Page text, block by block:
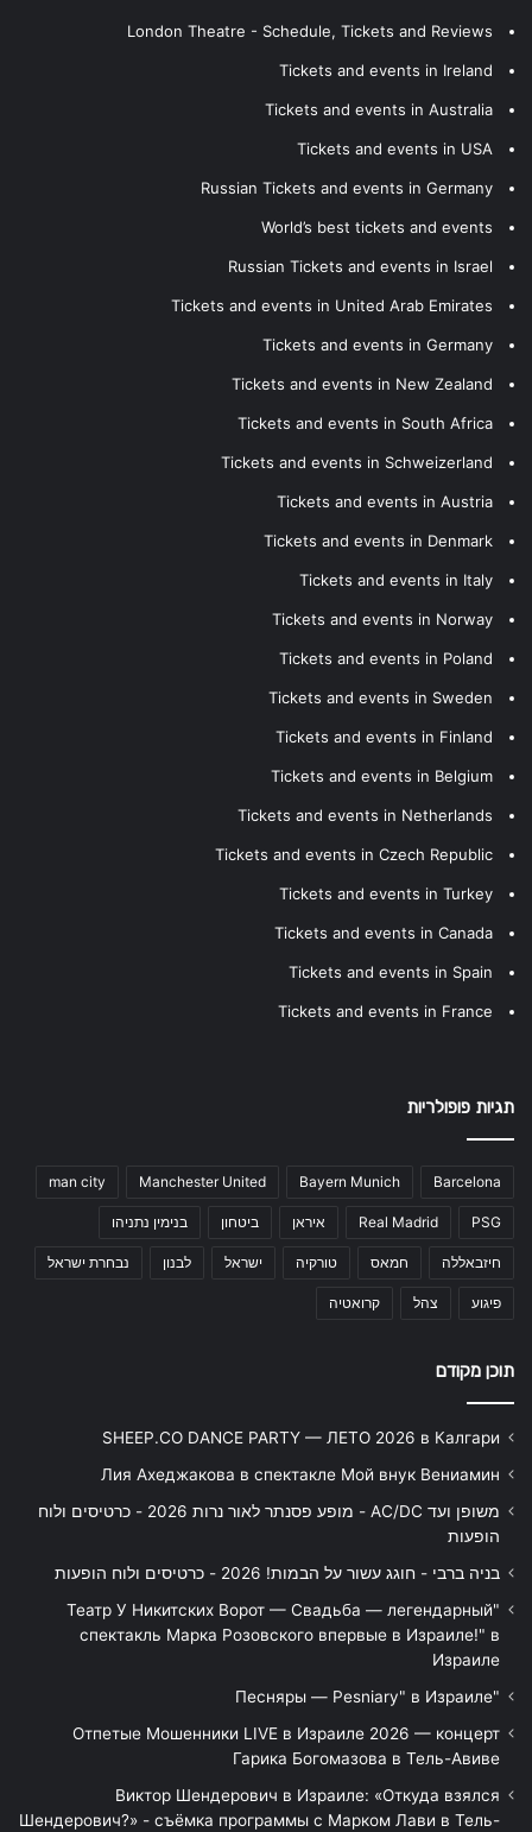
London Theatre - Schedule, Tickets and Reviews
Tickets and events in Ireland
Tickets and events in Australia
Tickets and events in USA
Russian Tickets and events in Germany
World’s best tickets and events
Russian Tickets and events in Israel
Tickets and events in United Arab Emirates
Tickets and events in Germany
Tickets and events in New Zealand
Tickets and events in South Africa
Tickets and events in Schweizerland
Tickets and events in Austria
Tickets and events in Denmark
Tickets and events in Italy
Tickets and events in Norway
Tickets and events in Poland
Tickets and events in Sweden
Tickets and events in Finland
Tickets and events in Belgium
Tickets and events in Netherlands
Tickets and events in Czech Republic
Tickets and events in Turkey
Tickets and events in Canada
Tickets and events in Spain
Tickets and events in France
תגיות פופולריות
Barcelona
Bayern Munich
Manchester United
man city
PSG
Real Madrid איראן ביטחון בנימין נתניהו
חיזבאללה חמאס טורקיה ישראל לבנון נבחרת ישראל
פיגוע צהל קרואטיה
תוכן מקודם
SHEEP.CO DANCE PARTY — ЛЕТО 2026 в Калгари
Лия Ахеджакова в спектакле Мой внук Вениамин
משופן ועד AC/DC - מופע פסנתר לאור נרות 2026 - כרטיסים ולוח
הופעות
בניה ברבי - חוגג עשור על הבמות! 2026 - כרטיסים ולוח הופעות
"Театр У Никитских Ворот — Свадьба — легендарный
спектакль Марка Розовского впервые в Израиле!" в
Израиле
"Песняры — Pesniary" в Израиле
Отпетые Мошенники LIVE в Израиле 2026 — концерт
Гарика Богомазова в Тель-Авиве
Виктор Шендерович в Израиле: «Откуда взялся
Шендерович?» - съёмка программы с Марком Лави в Тель-